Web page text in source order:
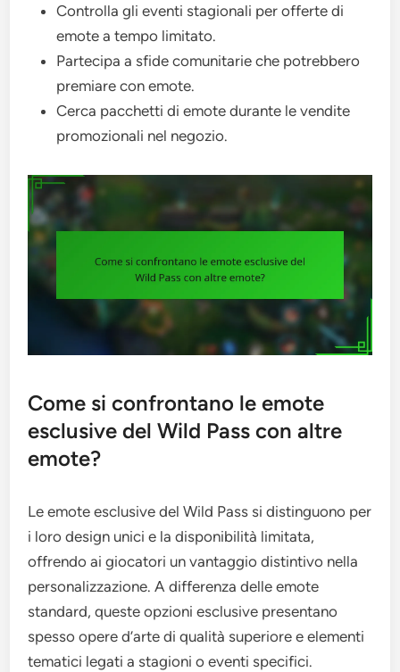
Controlla gli eventi stagionali per offerte di
emote a tempo limitato.
Partecipa a sfide comunitarie che potrebbero
premiare con emote.
Cerca pacchetti di emote durante le vendite
promozionali nel negozio.
Come si confrontano le emote
esclusive del Wild Pass con altre
emote?
Le emote esclusive del Wild Pass si distinguono per
i loro design unici e la disponibilità limitata,
offrendo ai giocatori un vantaggio distintivo nella
personalizzazione. A differenza delle emote
standard, queste opzioni esclusive presentano
spesso opere d’arte di qualità superiore e elementi
tematici legati a stagioni o eventi specifici.